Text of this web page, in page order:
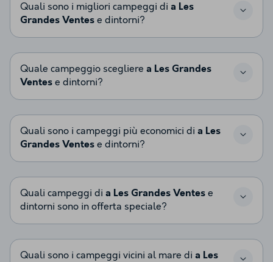
Quali sono i migliori campeggi di a Les
Grandes Ventes e dintorni?
Quale campeggio scegliere a Les Grandes
Ventes e dintorni?
Quali sono i campeggi più economici di a Les
Grandes Ventes e dintorni?
Quali campeggi di a Les Grandes Ventes e
dintorni sono in offerta speciale?
Quali sono i campeggi vicini al mare di a Les